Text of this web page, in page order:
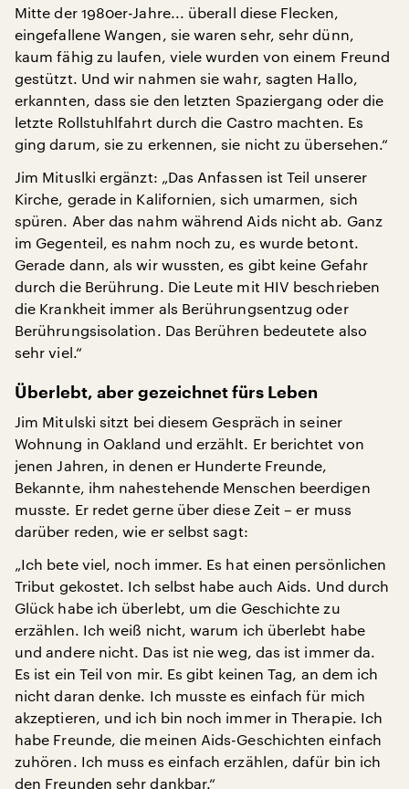
Mitte der 1980er-Jahre... überall diese Flecken,
eingefallene Wangen, sie waren sehr, sehr dünn,
kaum fähig zu laufen, viele wurden von einem Freund
gestützt. Und wir nahmen sie wahr, sagten Hallo,
erkannten, dass sie den letzten Spaziergang oder die
letzte Rollstuhlfahrt durch die Castro machten. Es
ging darum, sie zu erkennen, sie nicht zu übersehen.“
Jim Mituslki ergänzt: „Das Anfassen ist Teil unserer
Kirche, gerade in Kalifornien, sich umarmen, sich
spüren. Aber das nahm während Aids nicht ab. Ganz
im Gegenteil, es nahm noch zu, es wurde betont.
Gerade dann, als wir wussten, es gibt keine Gefahr
durch die Berührung. Die Leute mit HIV beschrieben
die Krankheit immer als Berührungsentzug oder
Berührungsisolation. Das Berühren bedeutete also
sehr viel.“
Überlebt, aber gezeichnet fürs Leben
Jim Mitulski sitzt bei diesem Gespräch in seiner
Wohnung in Oakland und erzählt. Er berichtet von
jenen Jahren, in denen er Hunderte Freunde,
Bekannte, ihm nahestehende Menschen beerdigen
musste. Er redet gerne über diese Zeit – er muss
darüber reden, wie er selbst sagt:
„Ich bete viel, noch immer. Es hat einen persönlichen
Tribut gekostet. Ich selbst habe auch Aids. Und durch
Glück habe ich überlebt, um die Geschichte zu
erzählen. Ich weiß nicht, warum ich überlebt habe
und andere nicht. Das ist nie weg, das ist immer da.
Es ist ein Teil von mir. Es gibt keinen Tag, an dem ich
nicht daran denke. Ich musste es einfach für mich
akzeptieren, und ich bin noch immer in Therapie. Ich
habe Freunde, die meinen Aids-Geschichten einfach
zuhören. Ich muss es einfach erzählen, dafür bin ich
den Freunden sehr dankbar.“